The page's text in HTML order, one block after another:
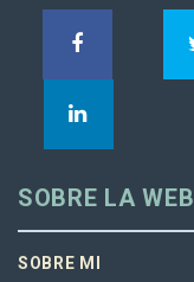
SOBRE LA WEB
SOBRE MI